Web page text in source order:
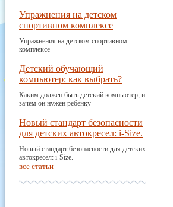
Упражнения на детском
спортивном комплексе
Упражнения на детском спортивном
комплексе
Детский обучающий
компьютер: как выбрать?
Каким должен быть детский компьютер, и
зачем он нужен ребёнку
Новый стандарт безопасности
для детских автокресел: i-Size.
Новый стандарт безопасности для детских
автокресел: i-Size.
все статьи